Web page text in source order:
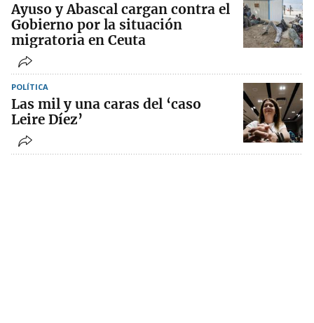
Ayuso y Abascal cargan contra el
Gobierno por la situación
migratoria en Ceuta
POLÍTICA
Las mil y una caras del ‘caso
Leire Díez’